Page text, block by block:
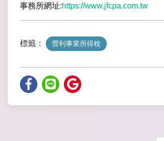
事務所網址:https://www.jfcpa.com.tw
標籤： 營利事業所得稅